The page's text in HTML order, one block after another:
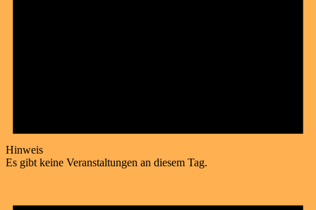
Hinweis
Es gibt keine Veranstaltungen an diesem Tag.